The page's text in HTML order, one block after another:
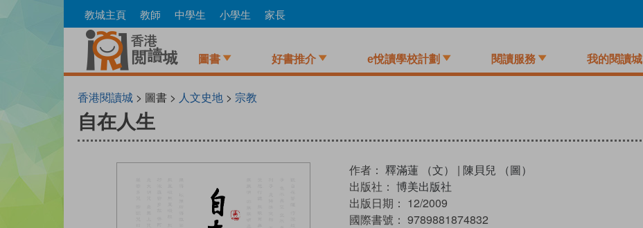
to
教城主頁 教師 中學生 小學生 家長
圖書 好書推介 e悅讀學校計劃 閱讀服務 我的閱讀城
香港閱讀城> 圖書 > 人文史地> 宗教
自在人生
作者： 釋滿蓮 （文） | 陳貝兒 （圖）
出版社： 博美出版社
出版日期： 12/2009
國際書號： 9789881874832